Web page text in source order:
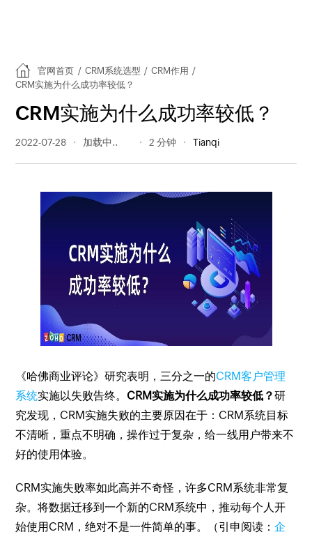
官网首页 / CRM系统选型 / CRM作用 /
CRM实施为什么成功率较低？
CRM实施为什么成功率较低？
2022-07-28 406 阅读量 2 分钟 Tianqi
《哈佛商业评论》研究表明，三分之一的CRM客户管理
系统实施以失败告终。 CRM实施为什么成功率较低？研
究发现，CRM实施失败的主要原因在于：CRM系统目标
不清晰，重点不明确，操作过于复杂，给一线用户带来不
好的使用体验。
CRM实施失败率如此高并不奇怪，许多CRM系统非常复
杂。将数据迁移到一个新的CRM系统中，推动每个人开
始使用CRM，绝对不是一件简单的事。（引申阅读：企